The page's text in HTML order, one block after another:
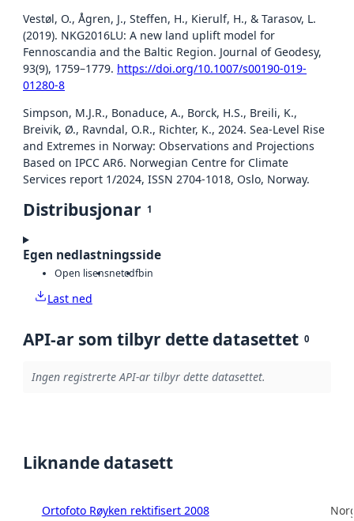
Vestøl, O., Ågren, J., Steffen, H., Kierulf, H., & Tarasov, L.
(2019). NKG2016LU: A new land uplift model for
Fennoscandia and the Baltic Region. Journal of Geodesy,
93(9), 1759–1779. https://doi.org/10.1007/s00190-019-
01280-8
Simpson, M.J.R., Bonaduce, A., Borck, H.S., Breili, K.,
Breivik, Ø., Ravndal, O.R., Richter, K., 2024. Sea-Level Rise
and Extremes in Norway: Observations and Projections
Based on IPCC AR6. Norwegian Centre for Climate
Services report 1/2024, ISSN 2704-1018, Oslo, Norway.
Distribusjonar 1
Egen nedlastningsside
Open lisensnetcdfbin
Last ned
API-ar som tilbyr dette datasettet 0
Ingen registrerte API-ar tilbyr dette datasettet.
Liknande datasett
Ortofoto Røyken rektifisert 2008